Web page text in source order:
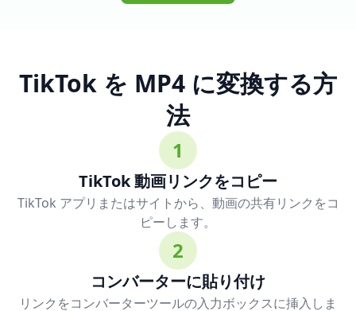
TikTok を MP4 に変換する方
法
1
TikTok 動画リンクをコピー
TikTok アプリまたはサイトから、動画の共有リンクをコ
ピーします。
2
コンバーターに貼り付け
リンクをコンバーターツールの入力ボックスに挿入しま